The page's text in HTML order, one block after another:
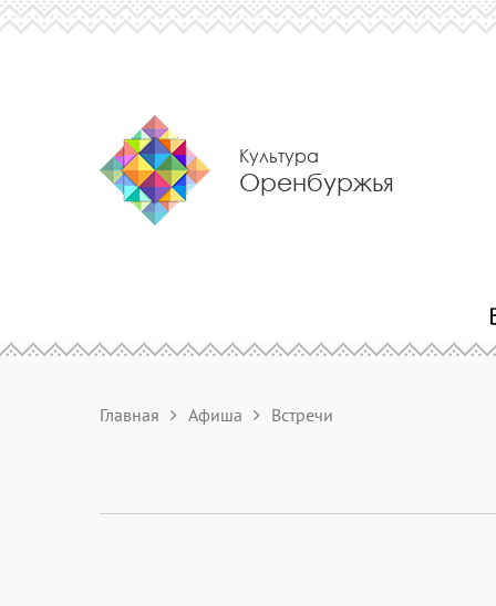
Культура
Оренбуржья
Главная Афиша Встречи